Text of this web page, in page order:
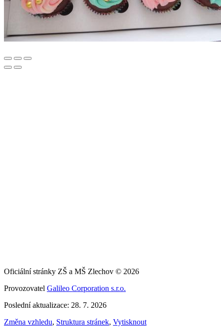
Oficiální stránky ZŠ a MŠ Zlechov © 2026
Provozovatel Galileo Corporation s.r.o.
Poslední aktualizace: 28. 7. 2026
Změna vzhledu, Struktura stránek, Vytisknout